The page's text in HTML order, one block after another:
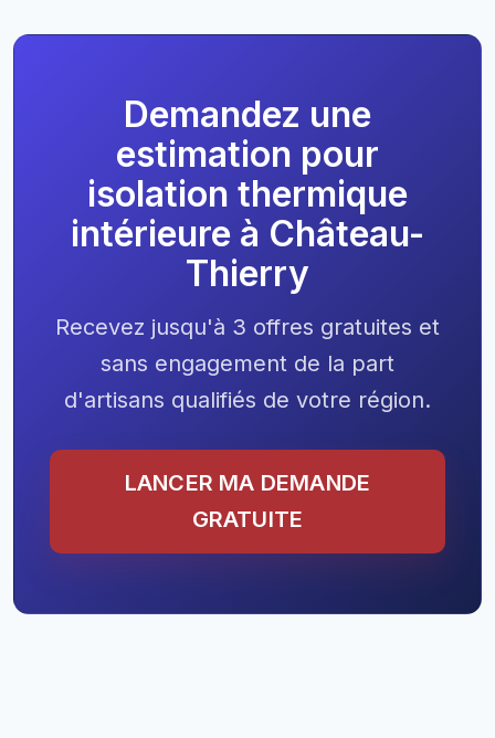
Demandez une
estimation pour
isolation thermique
intérieure à Château-
Thierry
Recevez jusqu'à 3 offres gratuites et
sans engagement de la part
d'artisans qualifiés de votre région.
LANCER MA DEMANDE
GRATUITE